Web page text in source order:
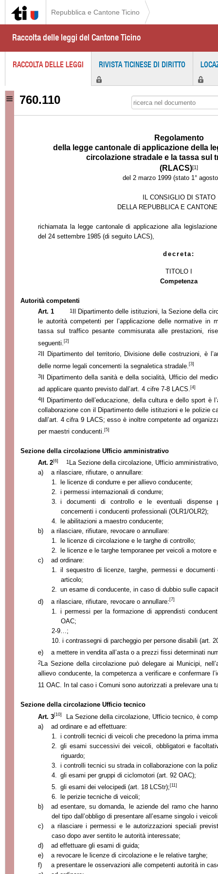
Repubblica e Cantone Ticino
Raccolta delle leggi del Cantone Ticino
RACCOLTA DELLE LEGGI RIVISTA TICINESE DI DIRITTO
760.110
Regolamento
della legge cantonale di applicazione della
circolazione stradale e la tassa sul
(RLACS)[1]
del 2 marzo 1999 (stato 1°
IL CONSIGLIO DI STATO
DELLA REPUBBLICA E
richiamata la legge cantonale di applicazione alla
del 24 settembre 1985 (di seguito LACS),
decreta:
TITOLO I
Competenza
Autorità competenti
Art. 1
1Il Dipartimento delle istituzioni, la Sezione della
le autorità competenti per l’applicazione delle normative in
tassa sul traffico pesante commisurata alle prestazioni,
seguenti. [2]
2
Il Dipartimento del territorio, Divisione delle costruzioni, è
delle norme legali concernenti la segnaletica stradale. [3]
3Il Dipartimento della sanità e della socialità, Ufficio del
ad applicare quanto previsto dall’art. 4 cifre 7-8 LACS. [4]
4Il Dipartimento dell’educazione, della cultura e dello sport è
collaborazione con il Dipartimento delle istituzioni e le polizie
dall’art. 4 cifra 9 LACS; esso è inoltre competente ad
per maestri conducenti. [5]
Sezione della circolazione Ufficio amministrativo
Art. 2[6] 1 La Sezione della circolazione, Ufficio
a)
a rilasciare, rifiutare, o annullare:
1.
le licenze di condurre e per allievo conducente;
2. i permessi internazionali di condurre;
3. i documenti di controllo e le eventuali dispense
concernenti i conducenti professionali (OLR1/OLR2);
4.
le abilitazioni a maestro conducente;
b)
a rilasciare, rifiutare, revocare o annullare:
1.
le licenze di circolazione e le targhe di controllo;
2.
le licenze e le targhe temporanee per veicoli a motore
c)
ad ordinare:
1. il sequestro di licenze, targhe, permessi e
articolo;
2. un esame di conducente, in caso di dubbio sulle
d)
a rilasciare, rifiutare, revocare o annullare: [7]
1.
i permessi per la formazione di apprendisti
OAC;
2-9…;
10. i contrassegni di parcheggio per persone disabili (art.
e)
a mettere in vendita all’asta o a prezzi fissi determinati
2La Sezione della circolazione può delegare ai Municipi,
allievo conducente, la competenza a verificare e confermare
11 OAC. In tal caso i Comuni sono autorizzati a prelevare una
Sezione della circolazione Ufficio tecnico
Art. 3[10] La Sezione della circolazione, Ufficio tecnico, è
a)
ad ordinare e ad effettuare:
1.
i controlli tecnici di veicoli che precedono la prima
2.
gli esami successivi dei veicoli, obbligatori e
riguardo;
3.
i controlli tecnici su strada in collaborazione con la
4.
gli esami per gruppi di ciclomotori (art. 92 OAC);
5. gli esami dei velocipedi (art. 18 LCStr);[11]
6.
le perizie tecniche di veicoli;
b)
ad esentare, su domanda, le aziende del ramo che
del tipo dall’obbligo di presentare all’esame singolo i
c)
a rilasciare i permessi e le autorizzazioni speciali
caso dopo aver sentito le autorità interessate;
d)
ad effettuare gli esami di guida;
e)
a revocare le licenze di circolazione e le relative targhe;
f)
a presentare le osservazioni alle competenti autorità in